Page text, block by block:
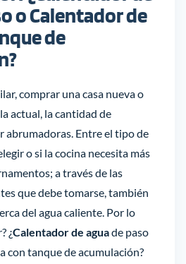
o Calentador de
de
comprar una casa nueva o
actual, la cantidad de
abrumadoras. Entre el tipo de
o si la cocina necesita más
a través de las
que debe tomarse, también
del agua caliente. Por lo
¿Calentador de aguade paso
con tanque de acumulación?